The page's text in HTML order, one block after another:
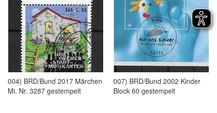
004) BRD/Bund 2017 Märchen
Mi. Nr. 3287 gestempelt
007) BRD/Bund 2002 Kinder
Block 60 gestempelt